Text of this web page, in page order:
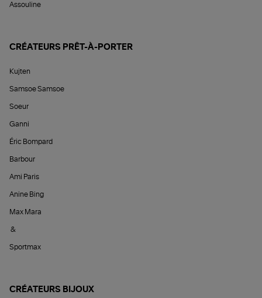
Assouline
CRÉATEURS PRÊT-À-PORTER
Kujten
Samsoe Samsoe
Soeur
Ganni
Éric Bompard
Barbour
Ami Paris
Anine Bing
Max Mara
&
Sportmax
CRÉATEURS BIJOUX